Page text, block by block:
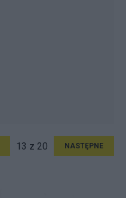
13 z 20 NASTĘPNE